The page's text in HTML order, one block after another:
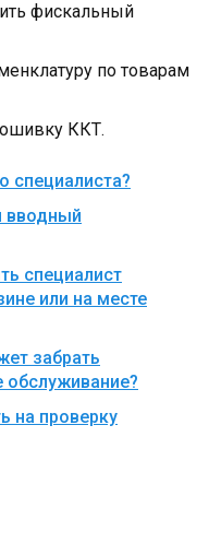
фискальный
по товарам
ККТ.
специалиста?
вводный
специалист
или на месте
забрать
обслуживание?
на проверку